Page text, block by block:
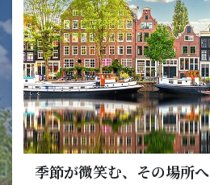
季節が微笑む、その場所へ